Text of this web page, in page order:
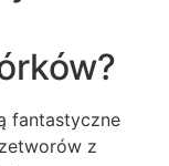
fantastyczne
z